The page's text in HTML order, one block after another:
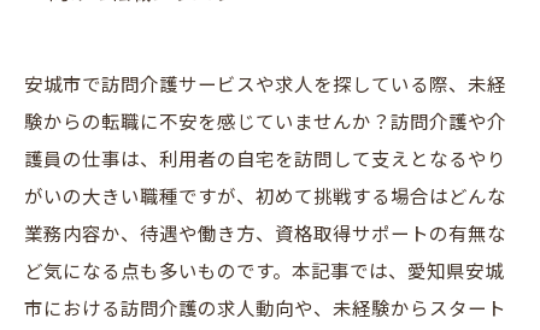
安城市で訪問介護サービスや求人を探している際、未経
験からの転職に不安を感じていませんか？訪問介護や介
護員の仕事は、利用者の自宅を訪問して支えとなるやり
がいの大きい職種ですが、初めて挑戦する場合はどんな
業務内容か、待遇や働き方、資格取得サポートの有無な
ど気になる点も多いものです。本記事では、愛知県安城
市における訪問介護の求人動向や、未経験からスタート